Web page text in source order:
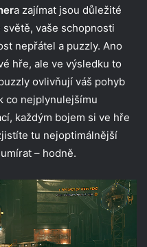
a zajímat jsou důležité
vaše schopnosti
nepřátel a puzzly. Ano
hře, ale ve výsledku to
ovlivňují váš pohyb
co nejplynulejšímu
každým bojem si ve hře
tu nejoptimálnější
– hodně.